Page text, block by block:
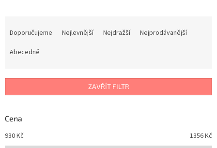
r
d
k
Doporučujeme Nejlevnější Nejdražší
Nejprodávanější
Abecedně
ZAVŘÍT FILTR
Cena
930Kč 1356Kč